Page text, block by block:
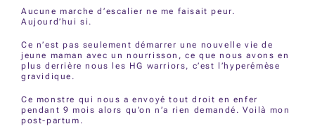
Aucune marche d’escalier ne me faisait peur.
Aujourd’hui si.
Ce n’est pas seulement démarrer une nouvelle vie de
jeune maman avec un nourrisson, ce que nous avons en
plus derrière nous les HG warriors, c’est l’hyperémèse
gravidique.
Ce monstre qui nous a envoyé tout droit en enfer
pendant 9 mois alors qu’on n’a rien demandé. Voilà mon
post-partum.